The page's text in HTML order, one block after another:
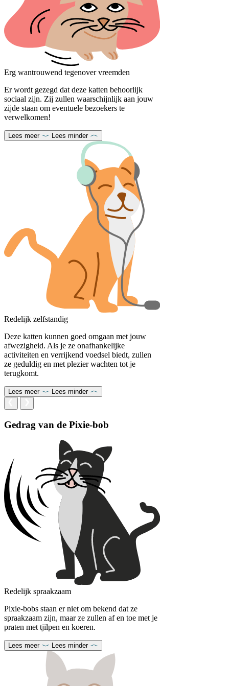
Erg wantrouwend tegenover vreemden
Er wordt gezegd dat deze katten behoorlijk
sociaal zijn. Zij zullen waarschijnlijk aan jouw
zijde staan om eventuele bezoekers te
verwelkomen!
Lees meer Lees minder
Redelijk zelfstandig
Deze katten kunnen goed omgaan met jouw
afwezigheid. Als je ze onafhankelijke
activiteiten en verrijkend voedsel biedt, zullen
ze geduldig en met plezier wachten tot je
terugkomt.
Lees meer Lees minder
Gedrag van de Pixie-bob
Redelijk spraakzaam
Pixie-bobs staan er niet om bekend dat ze
spraakzaam zijn, maar ze zullen af en toe met je
praten met tjilpen en koeren.
Lees meer Lees minder